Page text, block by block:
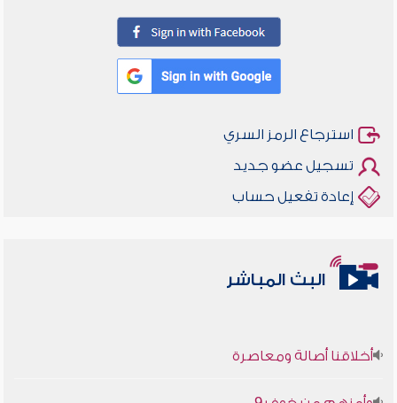
استرجاع الرمز السري
تسجيل عضو جديد
إعادة تفعيل حساب
البث المباشر
أخلاقنا أصالة ومعاصرة
وأمنهم من خوف 9